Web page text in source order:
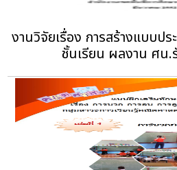
งานวิจัยเรื่อง การสร้างแบบปร
ชั้นเรียน ผลงาน ศน